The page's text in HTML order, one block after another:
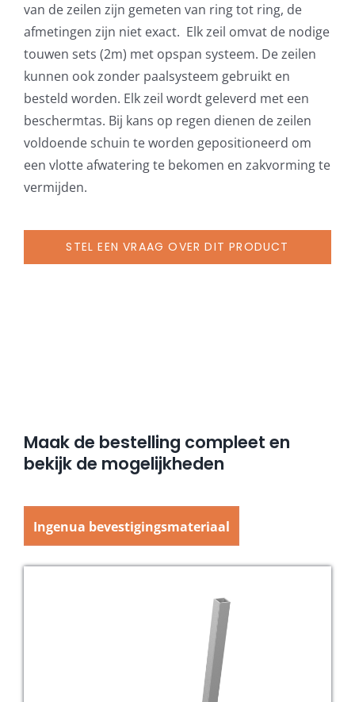
van de zeilen zijn gemeten van ring tot ring, de
afmetingen zijn niet exact. Elk zeil omvat de nodige
touwen sets (2m) met opspan systeem. De zeilen
kunnen ook zonder paalsysteem gebruikt en
besteld worden. Elk zeil wordt geleverd met een
beschermtas. Bij kans op regen dienen de zeilen
voldoende schuin te worden gepositioneerd om
een vlotte afwatering te bekomen en zakvorming te
vermijden.
STEL EEN VRAAG OVER DIT PRODUCT
Maak de bestelling compleet en
bekijk de mogelijkheden
Ingenua bevestigingsmateriaal